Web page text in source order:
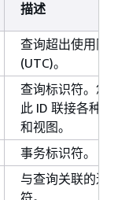
描述
查询超出使用限
(UTC)。
查询标识符。您
此 ID 联接各种
和视图。
事务标识符。
与查询关联的进